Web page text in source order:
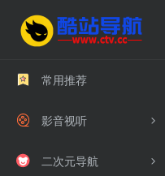
常用推荐
影音视听
二次元导航